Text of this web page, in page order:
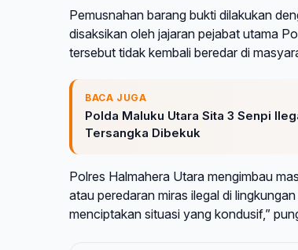
Pemusnahan barang bukti dilakukan
disaksikan oleh jajaran pejabat utama
tersebut tidak kembali beredar di
BACA JUGA
Polda Maluku Utara Sita 3 Senpi
Tersangka Dibekuk
Polres Halmahera Utara mengimbau
atau peredaran miras ilegal di
menciptakan situasi yang kondusif,”